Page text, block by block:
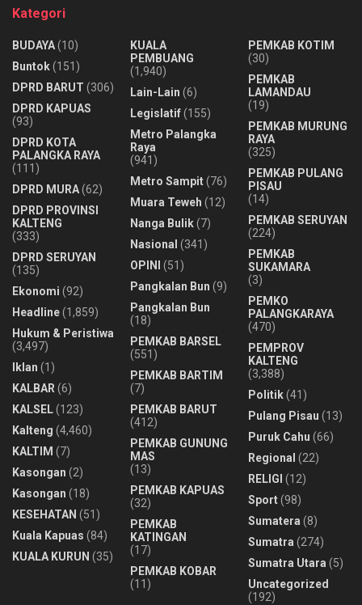
Kategori
BUDAYA(10)
Buntok(151)
DPRD BARUT (306)
DPRD KAPUAS
(93)
DPRD KOTA
PALANGKA RAYA
(111)
DPRD MURA(62)
DPRD PROVINSI
KALTENG
(333)
DPRD SERUYAN
(135)
Ekonomi (92)
Headline(1,859)
Hukum & Peristiwa
(3,497)
Iklan (1)
KALBAR(6)
KALSEL(123)
Kalteng (4,460)
KALTIM (7)
Kasongan (2)
Kasongan (18)
KESEHATAN (51)
Kuala Kapuas (84)
KUALA KURUN (35)
KUALA
PEMBUANG
(1,940)
Lain-Lain (6)
Legislatif(155)
Metro Palangka
Raya
(941)
Metro Sampit(76)
Muara Teweh (12)
Nanga Bulik(7)
Nasional (341)
OPINI
(51)
Pangkalan Bun (9)
Pangkalan Bun
(18)
PEMKAB BARSEL
(551)
PEMKAB BARTIM
(7)
PEMKAB BARUT
(412)
PEMKAB GUNUNG
MAS
(13)
PEMKAB KAPUAS
(32)
PEMKAB
KATINGAN
(17)
PEMKAB KOBAR
(11)
PEMKAB KOTIM
(30)
PEMKAB
LAMANDAU
(19)
PEMKAB MURUNG
RAYA
(325)
PEMKAB PULANG
PISAU
(14)
PEMKAB SERUYAN
(224)
PEMKAB
SUKAMARA
(3)
PEMKO
PALANGKARAYA
(470)
PEMPROV
KALTENG
(3,388)
Politik(41)
Pulang Pisau (13)
Puruk Cahu (66)
Regional (22)
RELIGI (12)
Sport(98)
Sumatera (8)
Sumatra (274)
Sumatra Utara (5)
Uncategorized
(192)